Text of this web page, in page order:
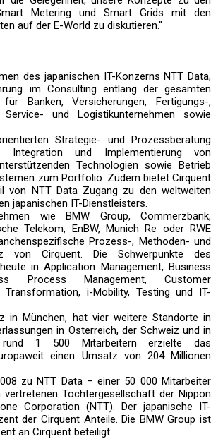
Metering und Smart Grids mit den
auf der E-World zu diskutieren."
des japanischen IT-Konzerns NTT Data,
im Consulting entlang der gesamten
Banken, Versicherungen, Fertigungs-,
Service- und Logistikunternehmen sowie
Strategie- und Prozessberatung
Integration und Implementierung von
Technologien sowie Betrieb
zum Portfolio. Zudem bietet Cirquent
von NTT Data Zugang zu den weltweiten
japanischen IT-Dienstleisters.
wie BMW Group, Commerzbank,
Telekom, EnBW, Munich Re oder RWE
Prozess-, Methoden- und
von Cirquent. Die Schwerpunkte des
in Application Management, Business
Process Management, Customer
Transformation, i-Mobility, Testing und IT-
in München, hat vier weitere Standorte in
in Österreich, der Schweiz und in
rund 1 500 Mitarbeitern erzielte das
einen Umsatz von 204 Millionen
zu NTT Data – einer 50 000 Mitarbeiter
vertretenen Tochtergesellschaft der Nippon
Corporation (NTT). Der japanische IT-
der Cirquent Anteile. Die BMW Group ist
an Cirquent beteiligt.